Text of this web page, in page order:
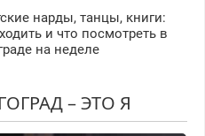
нарды, танцы, книги:
и что посмотреть в
на неделе
– ЭТО Я